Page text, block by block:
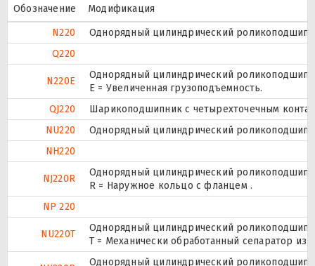
Обозначение
Модификация
N220
Однорядный цилиндрический
Q220
N220E
Однорядный цилиндрический
Е = Увеличенная грузоподъемность.
QJ220
Шарикоподшипник с четырехточечным
NU220
Однорядный цилиндрический
NH220
NJ220R
Однорядный цилиндрический
R = Наружное кольцо с фланцем .
NP 220
NU220T
Однорядный цилиндрический
T = Механически обработанный сепаратор из
Однорядный цилиндрический